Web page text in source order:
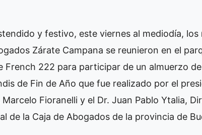
y festivo, este viernes al mediodía, los
Zárate Campana se reunieron en el
French 222 para participar de un almuerzo
de Fin de Año que fue realizado por el
Fioranelli y el Dr. Juan Pablo Ytalia,
de la Caja de Abogados de la provincia de